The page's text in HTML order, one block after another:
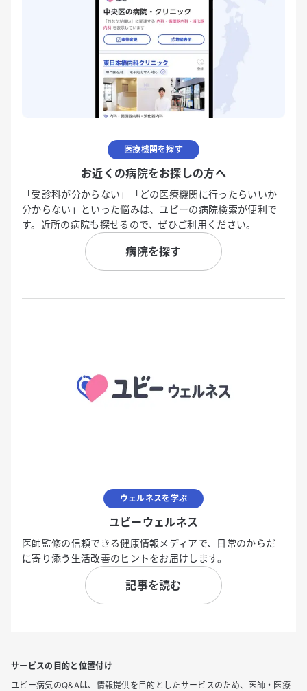
医療機関を探す
お近くの病院をお探しの方へ
「受診科が分からない」「どの医療機関に行ったらいいか
分からない」といった悩みは、ユビーの病院検索が便利で
す。近所の病院も探せるので、ぜひご利用ください。
病院を探す
ウェルネスを学ぶ
ユビーウェルネス
医師監修の信頼できる健康情報メディアで、日常のからだ
に寄り添う生活改善のヒントをお届けします。
記事を読む
サービスの目的と位置付け
ユビー病気のQ&Aは、情報提供を目的としたサービスのため、医師・医療